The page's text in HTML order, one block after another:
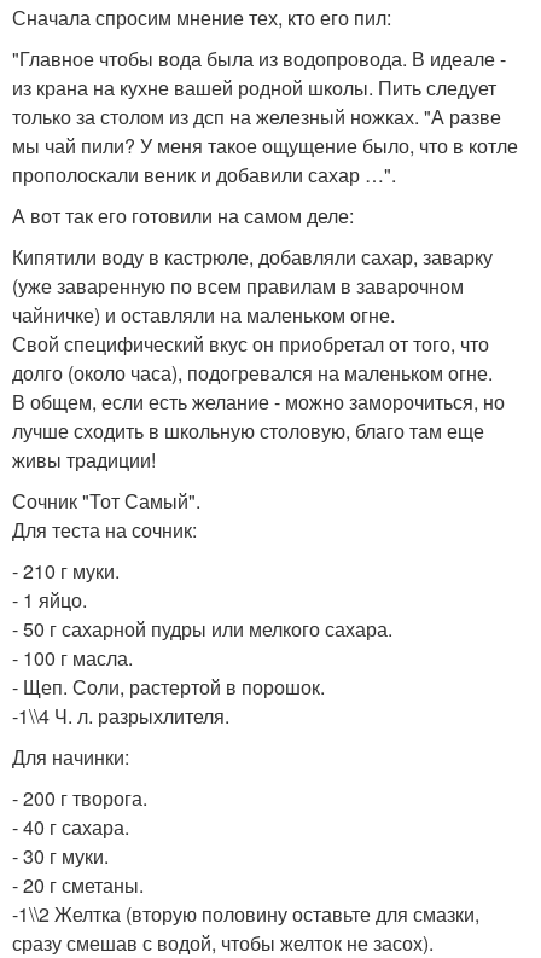
Сначала спросим мнение тех, кто его пил:
"Главное чтобы вода была из водопровода. В идеале -
из крана на кухне вашей родной школы. Пить следует
только за столом из дсп на железный ножках. "А разве
мы чай пили? У меня такое ощущение было, что в котле
прополоскали веник и добавили сахар …".
А вот так его готовили на самом деле:
Кипятили воду в кастрюле, добавляли сахар, заварку
(уже заваренную по всем правилам в заварочном
чайничке) и оставляли на маленьком огне.
Свой специфический вкус он приобретал от того, что
долго (около часа), подогревался на маленьком огне.
В общем, если есть желание - можно заморочиться, но
лучше сходить в школьную столовую, благо там еще
живы традиции!
Сочник "Тот Самый".
Для теста на сочник:
- 210 г муки.
- 1 яйцо.
- 50 г сахарной пудры или мелкого сахара.
- 100 г масла.
- Щеп. Соли, растертой в порошок.
-1\\4 Ч. л. разрыхлителя.
Для начинки:
- 200 г творога.
- 40 г сахара.
- 30 г муки.
- 20 г сметаны.
-1\\2 Желтка (вторую половину оставьте для смазки,
сразу смешав с водой, чтобы желток не засох).